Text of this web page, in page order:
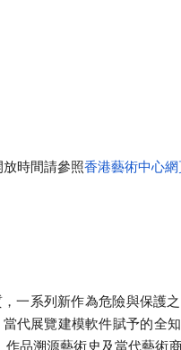
時間請參照香港藝術中心網
，一系列新作為危險與保護
當代展覽建模軟件賦予的全知
作品溯源藝術史及當代藝術